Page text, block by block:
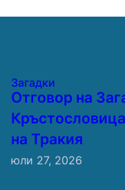
Загадки
Отговор на
на Тракия
юли 27, 2026